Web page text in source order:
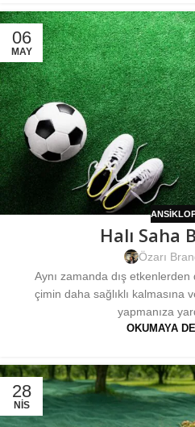
06
MAY
Halı Saha
Özarı
Aynı zamanda dış
çimin daha sağlıklı kalmasına
yapmanıza
OKUMAYA
28
NIS